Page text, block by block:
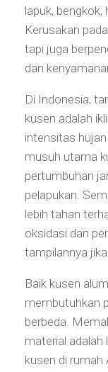
lapuk,
Kerusakan
tapi juga
dan
Di Indonesia,
kusen adalah
intensitas
musuh utama
pertumbuhan
pelapukan.
lebih tahan
oksidasi dan
tampilannya
Baik kusen
membutuhkan
berbeda.
material
kusen di